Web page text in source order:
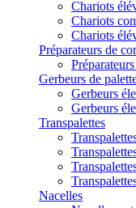
Chariots
Chariots
Chariots
Préparateurs de
Gerbeurs de
Gerbeurs
Gerbeurs
Transpalettes
Nacelles